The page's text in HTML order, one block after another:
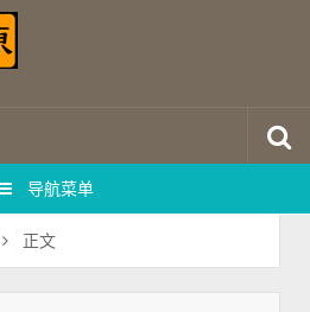
导航菜单
正文